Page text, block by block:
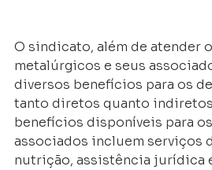
O sindicato, além de atender
metalúrgicos e seus
diversos benefícios para os
tanto diretos quanto
benefícios disponíveis para
associados incluem serviços
nutrição, assistência jurídica